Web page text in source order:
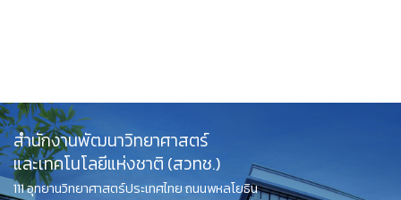
สำนักงานพัฒนาวิทยาศาสตร์
และเทคโนโลยีแห่งชาติ (สวทช.)
111 อุทยานวิทยาศาสตร์ประเทศไทย ถนนพหลโยธิน